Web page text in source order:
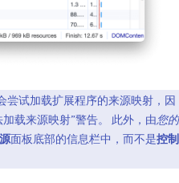
尝试加载扩展程序的来源映射，因
载来源映射”警告。 此外，由您的
面板底部的信息栏中，而不是控制